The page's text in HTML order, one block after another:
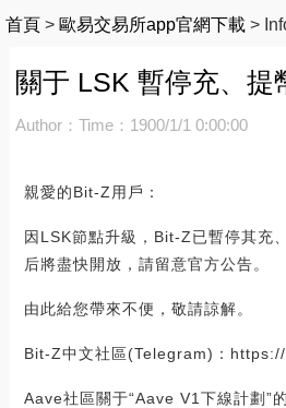
首頁 > 歐易交易所app官網下載 >
關于 LSK 暫停充、提
Author： Time：1900/1/1 0:00:00
親愛的Bit-Z用戶：
因LSK節點升級，Bit-Z已暫停其充
后將盡快開放，請留意官方公告。
由此給您帶來不便，敬請諒解。
Bit-Z中文社區(Telegram)：
Aave社區關于“Aave V1下線計劃”